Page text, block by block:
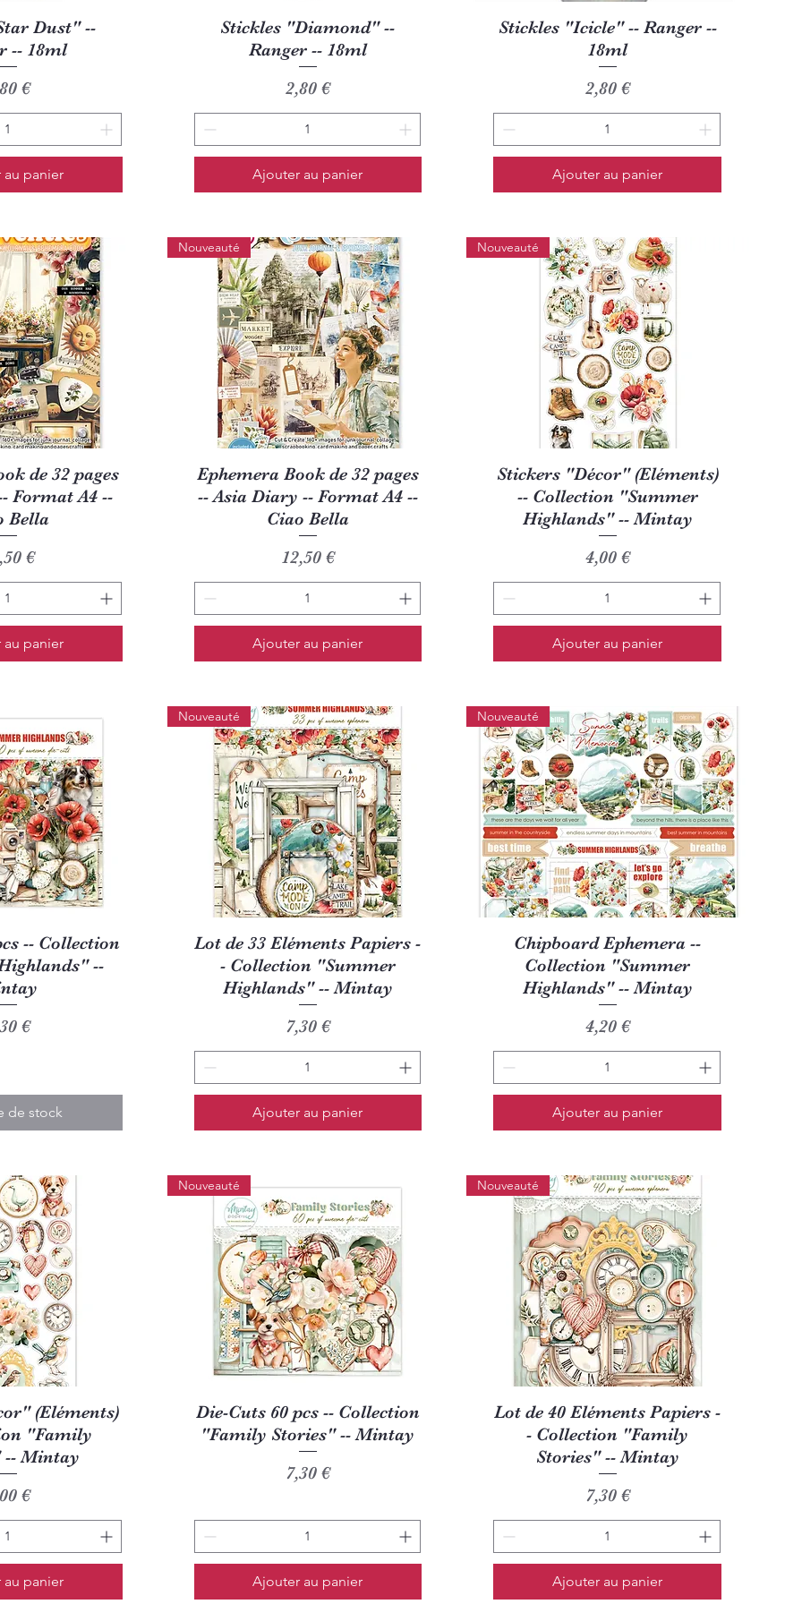
rapideDust" --
-- 18ml
€
panier
Aperçu rapide
Stickles "Diamond" --
Ranger -- 18ml
Prix
2,80 €
Ajouter au panier
Aperçu rapide
Stickles "Icicle" -- Ranger --
18ml
Prix
2,80 €
Ajouter au panier
rapide
de 32 pages
Format A4 --
Bella
€
panier
Aperçu rapide
Nouveauté
Ephemera Book de 32 pages
-- Asia Diary -- Format A4 --
Ciao Bella
Prix
12,50 €
Ajouter au panier
Aperçu rapide
Nouveauté
Stickers "Décor" (Eléments)
-- Collection "Summer
Highlands" -- Mintay
Prix
4,00 €
Ajouter au panier
rapide
-- Collection
--
€
de stock
Aperçu rapide
Nouveauté
Lot de 33 Eléments Papiers -
- Collection "Summer
Highlands" -- Mintay
Prix
7,30 €
Ajouter au panier
Aperçu rapide
Nouveauté
Chipboard Ephemera --
Collection "Summer
Highlands" -- Mintay
Prix
4,20 €
Ajouter au panier
rapide(Eléments)
"Family
-- Mintay
€
panier
Aperçu rapide
Nouveauté
Die-Cuts 60 pcs -- Collection
"Family Stories" -- Mintay
Prix
7,30 €
Ajouter au panier
Aperçu rapide
Nouveauté
Lot de 40 Eléments Papiers -
- Collection "Family
Stories" -- Mintay
Prix
7,30 €
Ajouter au panier